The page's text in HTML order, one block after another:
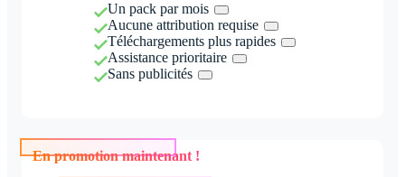
Un pack par mois
Aucune attribution requise
Téléchargements plus rapides
Assistance prioritaire
Sans publicités
En promotion maintenant !